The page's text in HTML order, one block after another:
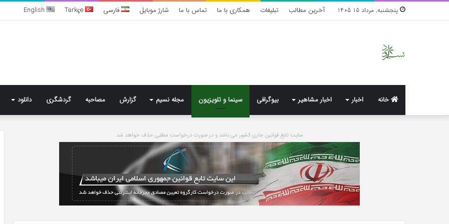
پنجشنبه, مرداد 15 1405 آخرین مطالب تبلیغات همکاری با ما تماس با ما شارژ موبایل فارسی Türkçe
English
خانه اخبار اخبار مشاهیر بیوگرافی سینما و تلویزیون مجله نسیم گزارش مصاحبه گردشگری دانلود
سایت تابع قوانین جاری کشور می باشد و در صورت درخواست مطلبی حذف خواهد شد
واکنش
تند
ارکن
به
شایعه‌های
7 روز پیش
سندرم
پرادر-
ویلی
چگونه
انجام
3 روز پیش